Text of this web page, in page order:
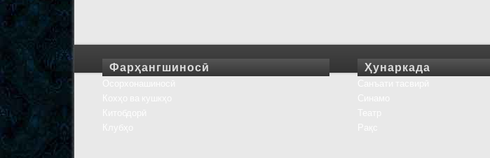
Фарҳангшиносӣ Ҳунаркада